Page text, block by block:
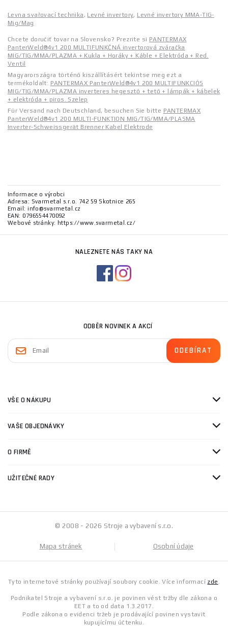
Levna svařovací technika, Levné invertory, Levné invertory MMA-TIG-
Mig/Mag
Chcete doručiť tovar na Slovensko? Prezrite si PANTERMAX
PanterWeld®4v1 200 MULTIFUNKČNÁ invertorová zváračka
MIG/TIG/MMA/PLAZMA + Kukla + Horáky + Káble + Elektróda + Red.
Ventil
Magyarországra történő kiszállításért tekintse meg ezt a
termékoldalt: PANTERMAX PanterWeld®4v1 200 MULTIFUNKCIÓS
MIG/TIG/MMA/PLAZMA inverteres hegesztő + tető + lámpák + kábelek
+ elektróda + piros. Szelep
Für Versand nach Deutschland, besuchen Sie bitte PANTERMAX
PanterWeld®4v1 200 MULTI-FUNKTION MIG/TIG/MMA/PLASMA
Inverter-Schweissgerät Brenner Kabel Elektrode
Informace o výrobci
Adresa: Svarmetal s.r.o. 742 59 Skotnice 265
Email: info@svarmetal.cz
EAN: 0796554470092
Webové stránky: https://www.svarmetal.cz/
NALEZNETE NÁS TAKY NA
ODBĚR NOVINEK A AKCÍ
VŠE O NÁKUPU
VAŠE OBJEDNÁVKY
O FIRMĚ
UŽITEČNÉ RADY
© 2008 - 2026 Stroje a vybavení s.r.o.
Mapa stránek Osobní údaje
Tyto internetové stránky používají soubory cookie. Více informací zde .
Podnikatel Stroje a vybavení s.r.o. je povinen vést tržby dle zákona o
EET a to od data 1.3.2017.
Podle zákona o evidenci tržeb je prodávající povinen vystavit
kupujícímu účtenku.